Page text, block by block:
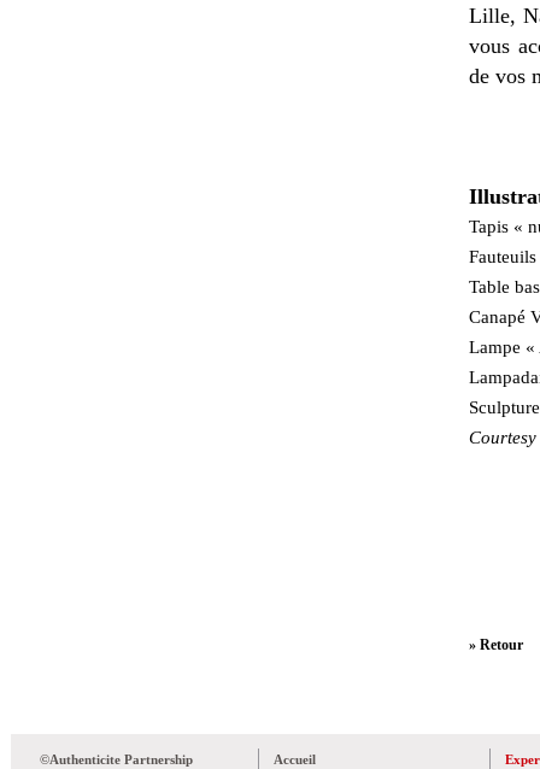
Lille,
vous
de vos
Tapis «
Table
Canapé
Lampe «
» Retour
©Authenticite Partnership
Accueil